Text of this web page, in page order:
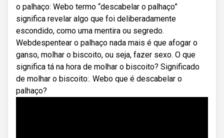
o palhaço: Webo termo “descabelar o palhaço”
significa revelar algo que foi deliberadamente
escondido, como uma mentira ou segredo.
Webdespentear o palhaço nada mais é que afogar o
ganso, molhar o biscoito, ou seja, fazer sexo. O que
significa tá na hora de molhar o biscoito? Significado
de molhar o biscoito:. Webo que é descabelar o
palhaço?